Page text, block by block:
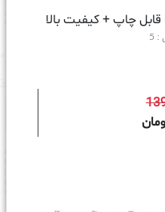
چاپ + کیفیت بالا
5